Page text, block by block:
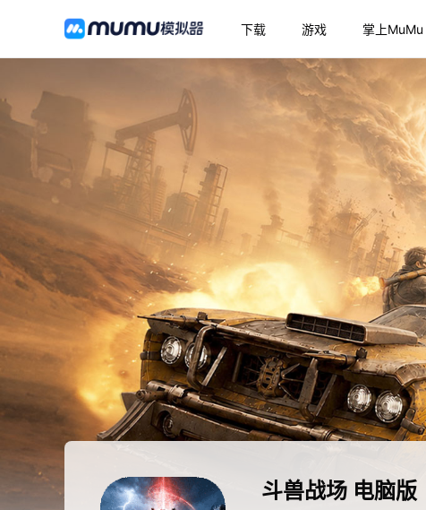
下载 游戏 掌上MuMu
斗兽战场 电脑版